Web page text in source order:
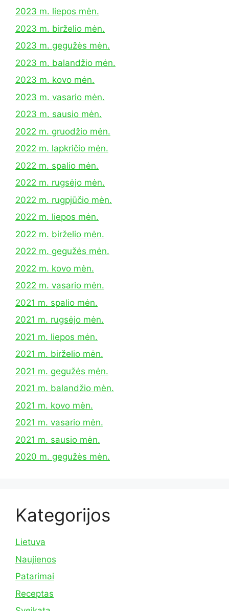
2023 m. liepos mėn.
2023 m. birželio mėn.
2023 m. gegužės mėn.
2023 m. balandžio mėn.
2023 m. kovo mėn.
2023 m. vasario mėn.
2023 m. sausio mėn.
2022 m. gruodžio mėn.
2022 m. lapkričio mėn.
2022 m. spalio mėn.
2022 m. rugsėjo mėn.
2022 m. rugpjūčio mėn.
2022 m. liepos mėn.
2022 m. birželio mėn.
2022 m. gegužės mėn.
2022 m. kovo mėn.
2022 m. vasario mėn.
2021 m. spalio mėn.
2021 m. rugsėjo mėn.
2021 m. liepos mėn.
2021 m. birželio mėn.
2021 m. gegužės mėn.
2021 m. balandžio mėn.
2021 m. kovo mėn.
2021 m. vasario mėn.
2021 m. sausio mėn.
2020 m. gegužės mėn.
Kategorijos
Lietuva
Naujienos
Patarimai
Receptas